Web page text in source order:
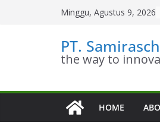
Minggu, Agustus 9, 2026
PT.
the way to
HOME